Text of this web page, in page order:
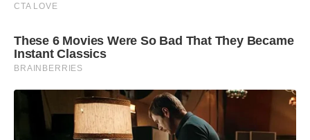
CTA LOVE
These 6 Movies Were So Bad That They Became
Instant Classics
BRAINBERRIES